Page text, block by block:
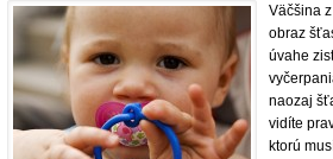
Väčšina
obraz
úvahe
naozaj
vidíte
ktorú